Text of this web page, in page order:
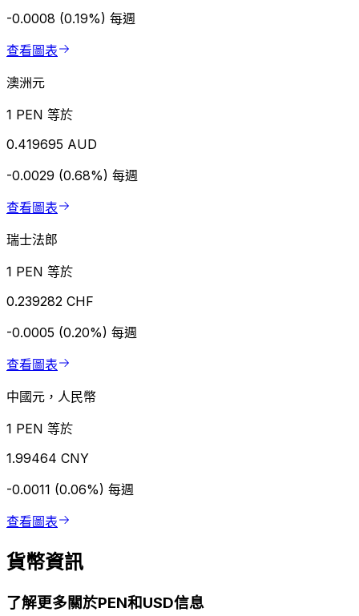
-0.0008 (0.19%) 每週
查看圖表
澳洲元
1 PEN 等於
0.419695 AUD
-0.0029 (0.68%) 每週
查看圖表
瑞士法郎
1 PEN 等於
0.239282 CHF
-0.0005 (0.20%) 每週
查看圖表
中國元，人民幣
1 PEN 等於
1.99464 CNY
-0.0011 (0.06%) 每週
查看圖表
貨幣資訊
了解更多關於PEN和USD信息